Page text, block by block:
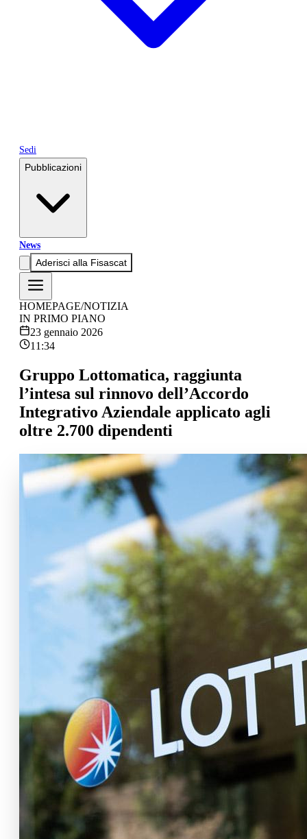
Sedi
Pubblicazioni
News
Aderisci alla Fisascat
HOMEPAGE/NOTIZIA
IN PRIMO PIANO
23 gennaio 2026
11:34
Gruppo Lottomatica, raggiunta
l’intesa sul rinnovo dell’Accordo
Integrativo Aziendale applicato agli
oltre 2.700 dipendenti